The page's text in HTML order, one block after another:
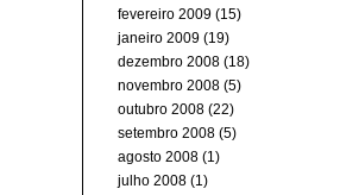
fevereiro 2009 (15)
janeiro 2009 (19)
dezembro 2008 (18)
novembro 2008 (5)
outubro 2008 (22)
setembro 2008 (5)
agosto 2008 (1)
julho 2008 (1)